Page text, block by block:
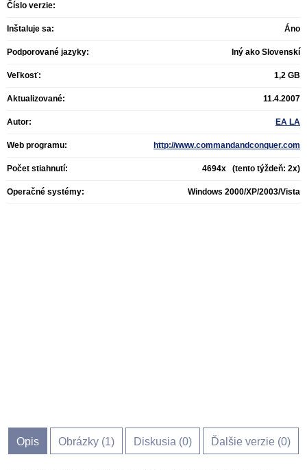
Číslo verzie:
Inštaluje sa: Áno
Podporované jazyky: Iný ako Slovenskí
Veľkosť: 1,2 GB
Aktualizované: 11.4.2007
Autor: EA LA
Web programu: http://www.commandandconquer.com
Počet stiahnutí: 4694x (tento týždeň: 2x)
Operačné systémy: Windows 2000/XP/2003/Vista
Opis Obrázky (1) Diskusia (0) Ďalšie verzie (0)